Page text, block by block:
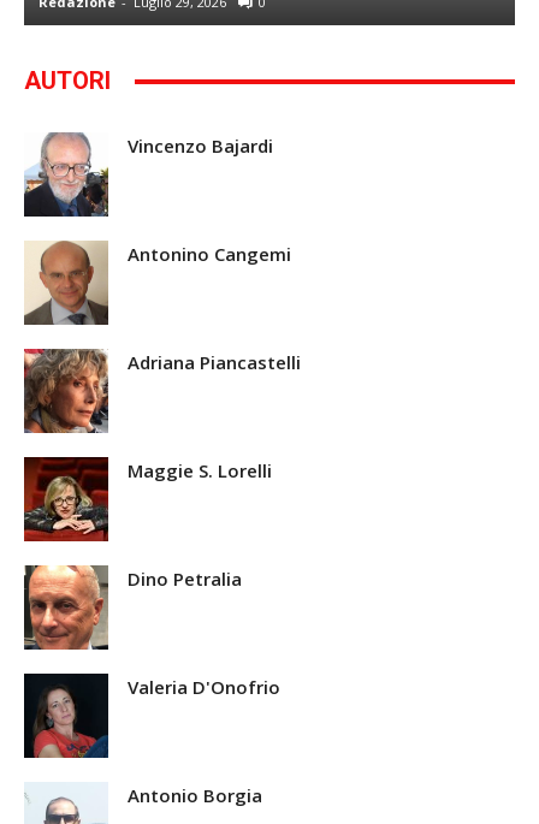
AUTORI
Vincenzo Bajardi
Antonino Cangemi
Adriana Piancastelli
Maggie S. Lorelli
Dino Petralia
Valeria D'Onofrio
Antonio Borgia